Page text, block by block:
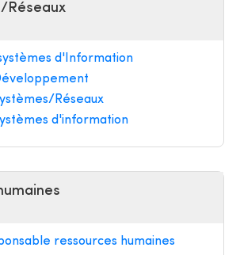
Réseaux
d'Information
Réseaux
d'information
ressources humaines